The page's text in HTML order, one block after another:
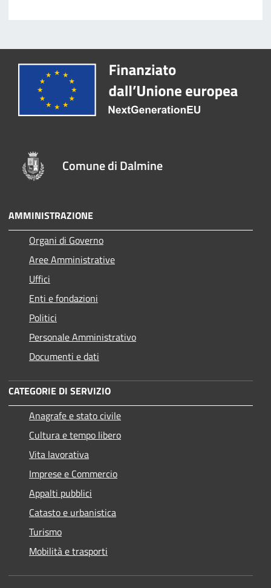
Comune di Dalmine
AMMINISTRAZIONE
Organi di Governo
Aree Amministrative
Uffici
Enti e fondazioni
Politici
Personale Amministrativo
Documenti e dati
CATEGORIE DI SERVIZIO
Anagrafe e stato civile
Cultura e tempo libero
Vita lavorativa
Imprese e Commercio
Appalti pubblici
Catasto e urbanistica
Turismo
Mobilità e trasporti